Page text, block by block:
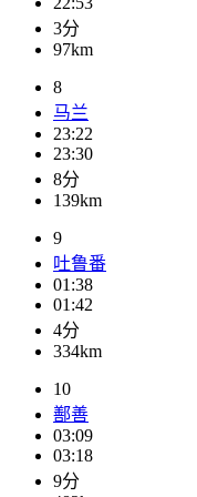
3分
97km
8
马兰
23:22
23:30
8分
139km
9
吐鲁番
01:38
01:42
4分
334km
10
鄯善
03:09
03:18
9分